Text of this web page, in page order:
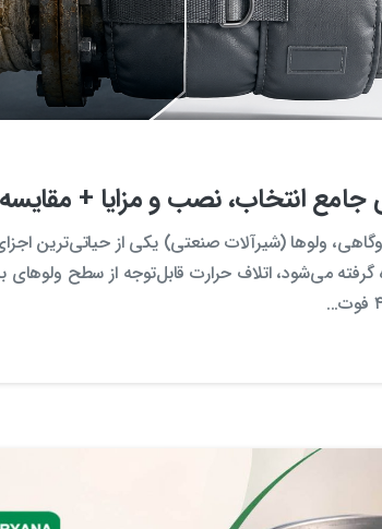
جامع انتخاب، نصب و مزایا +
ولو‌ها (شیرآلات صنعتی) یکی از حیاتی‌ترین